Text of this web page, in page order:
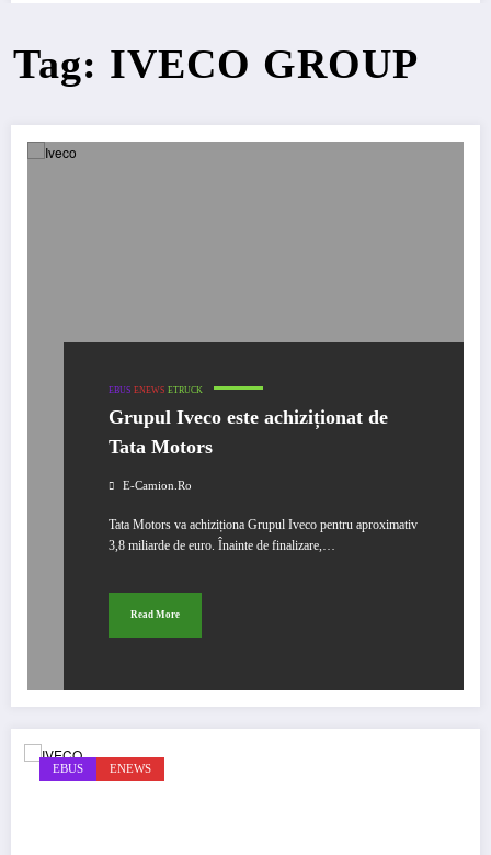
Tag: IVECO GROUP
EBUS ENEWS ETRUCK
Grupul Iveco este achiziționat de
Tata Motors
E-Camion.ro
Tata Motors va achiziționa Grupul Iveco pentru aproximativ
3,8 miliarde de euro. Înainte de finalizare,…
Read More
EBUS ENEWS